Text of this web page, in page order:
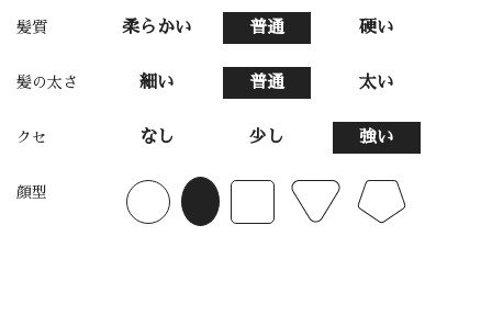
髪質 柔らかい 普通 硬い
髪の太さ 細い 普通 太い
クセ なし 少し 強い
顔型